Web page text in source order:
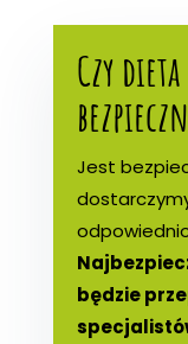
Czy
Jest
będzie